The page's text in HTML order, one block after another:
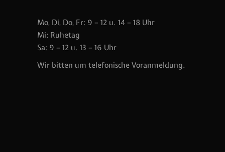
Mo, Di, Do, Fr: 9 – 12 u. 14 – 18 Uhr
Mi: Ruhetag
Sa: 9 – 12 u. 13 – 16 Uhr
Wir bitten um telefonische Voranmeldung.